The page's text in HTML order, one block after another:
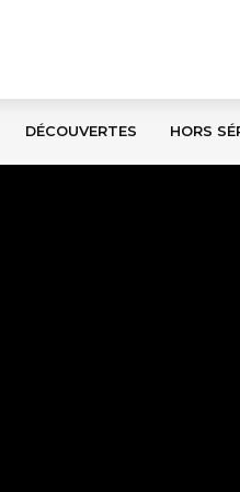
DÉCOUVERTES HORS